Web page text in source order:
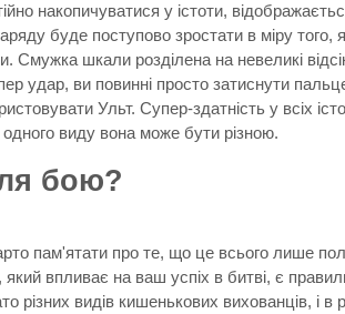
накопичуватися у істоти,
буде поступово зростати в міру того,
Смужка шкали розділена на невеликі
удар, ви повинні просто затиснути
Ульт. Супер-здатність у всіх
одного виду вона може бути різною.
бою?
пам'ятати про те, що це всього лише
впливає на ваш успіх в битві, є
видів кишенькових вихованців, і в